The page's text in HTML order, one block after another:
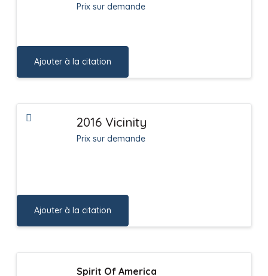
Prix sur demande
Ajouter à la citation
2016 Vicinity
Prix sur demande
Ajouter à la citation
Spirit Of America